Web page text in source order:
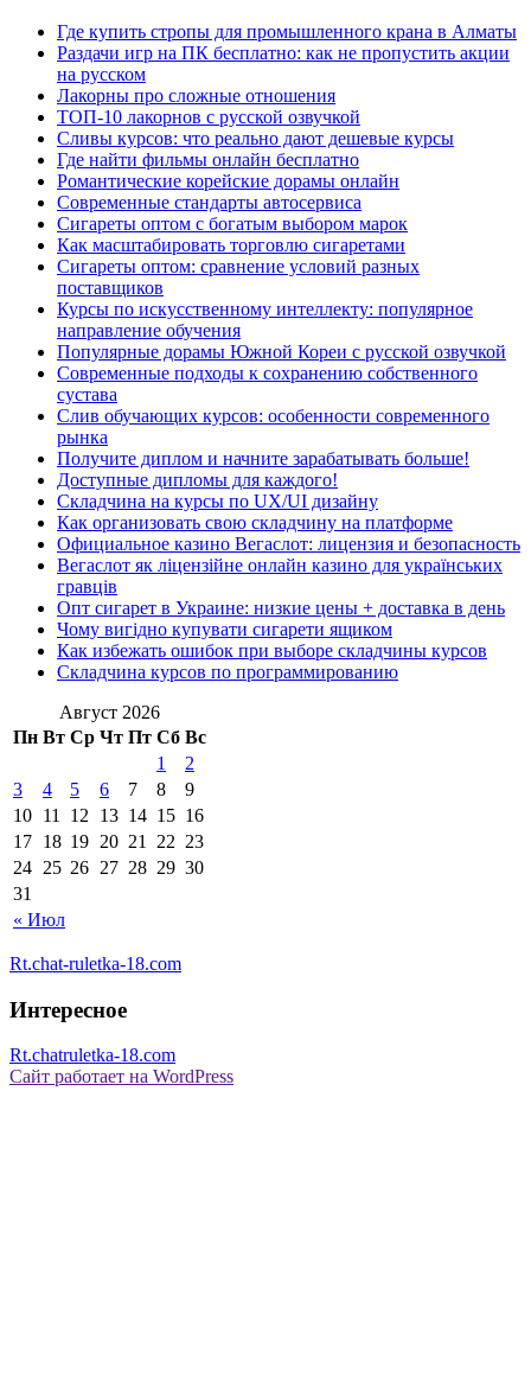
Где купить стропы для промышленного крана в Алматы
Раздачи игр на ПК бесплатно: как не пропустить акции
на русском
Лакорны про сложные отношения
ТОП-10 лакорнов с русской озвучкой
Сливы курсов: что реально дают дешевые курсы
Где найти фильмы онлайн бесплатно
Романтические корейские дорамы онлайн
Современные стандарты автосервиса
Сигареты оптом с богатым выбором марок
Как масштабировать торговлю сигаретами
Сигареты оптом: сравнение условий разных
поставщиков
Курсы по искусственному интеллекту: популярное
направление обучения
Популярные дорамы Южной Кореи с русской озвучкой
Современные подходы к сохранению собственного
сустава
Слив обучающих курсов: особенности современного
рынка
Получите диплом и начните зарабатывать больше!
Доступные дипломы для каждого!
Складчина на курсы по UX/UI дизайну
Как организовать свою складчину на платформе
Официальное казино Вегаслот: лицензия и безопасность
Вегаслот як ліцензійне онлайн казино для українських
гравців
Опт сигарет в Украине: низкие цены + доставка в день
Чому вигідно купувати сигарети ящиком
Как избежать ошибок при выборе складчины курсов
Складчина курсов по программированию
Август 2026
Пн Вт Ср Чт Пт Сб Вс
« Июл
1
2
3
4 5 6 7 8
9
10 11 12 13 14 15 16
17 18 19 20 21 22 23
24 25 26 27 28 29 30
31
Rt.chat-ruletka-18.com
Интересное
Rt.chatruletka-18.com
Сайт работает на WordPress